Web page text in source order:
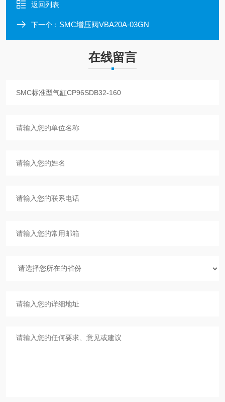
返回列表
下一个： SMC增压阀VBA20A-03GN
在线留言